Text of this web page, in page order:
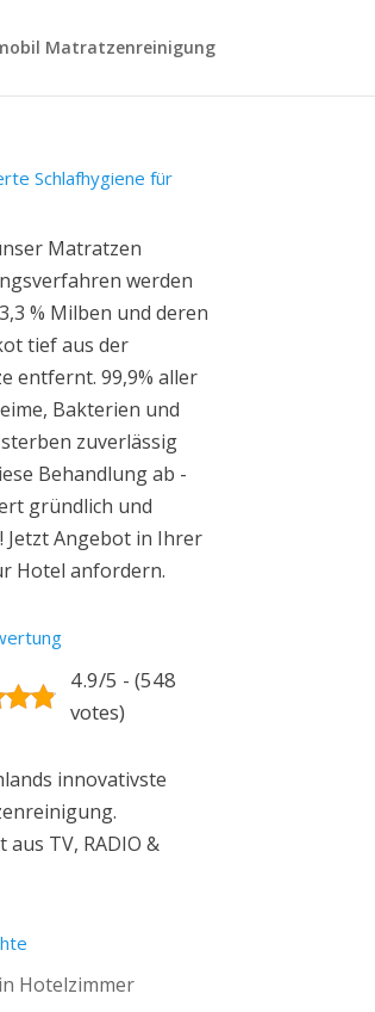
Matratzenreinigung
Schlafhygiene für
Matratzen
werden
% Milben und deren
tief aus der
entfernt. 99,9% aller
Bakterien und
zuverlässig
Behandlung ab -
gründlich und
Jetzt Angebot in Ihrer
Hotel anfordern.
4.9/5 - (548
votes)
innovativste
aus TV, RADIO &
Hotelzimmer